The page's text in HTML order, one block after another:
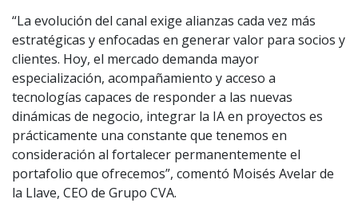
“La evolución del canal exige alianzas cada vez más
estratégicas y enfocadas en generar valor para socios y
clientes. Hoy, el mercado demanda mayor
especialización, acompañamiento y acceso a
tecnologías capaces de responder a las nuevas
dinámicas de negocio, integrar la IA en proyectos es
prácticamente una constante que tenemos en
consideración al fortalecer permanentemente el
portafolio que ofrecemos”, comentó Moisés Avelar de
la Llave, CEO de Grupo CVA.